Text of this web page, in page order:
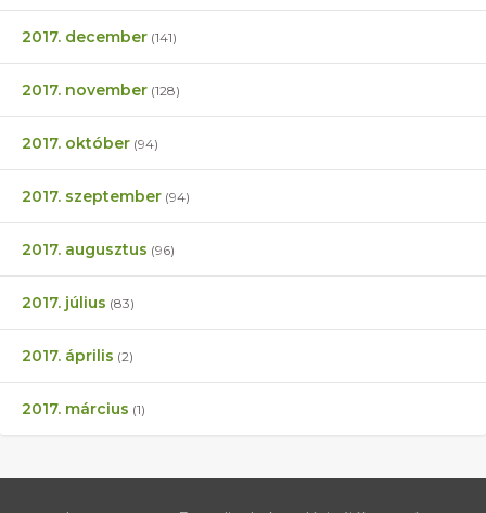
2017. december (141)
2017. november (128)
2017. október (94)
2017. szeptember (94)
2017. augusztus (96)
2017. július (83)
2017. április (2)
2017. március (1)